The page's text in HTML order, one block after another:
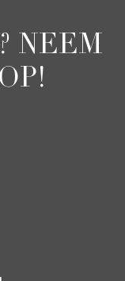
NEEM